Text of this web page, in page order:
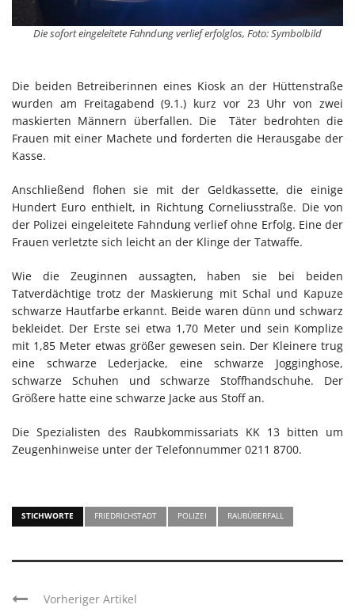
Die sofort eingeleitete Fahndung verlief erfolglos, Foto: Symbolbild
Die beiden Betreiberinnen eines Kiosk an der Hüttenstraße
wurden am Freitagabend (9.1.) kurz vor 23 Uhr von zwei
maskierten Männern überfallen. Die Täter bedrohten die
Frauen mit einer Machete und forderten die Herausgabe der
Kasse.
Anschließend flohen sie mit der Geldkassette, die einige
Hundert Euro enthielt, in Richtung Corneliusstraße. Die von
der Polizei eingeleitete Fahndung verlief ohne Erfolg. Eine der
Frauen verletzte sich leicht an der Klinge der Tatwaffe.
Wie die Zeuginnen aussagten, haben sie bei beiden
Tatverdächtige trotz der Maskierung mit Schal und Kapuze
schwarze Hautfarbe erkannt. Beide waren dünn und schwarz
bekleidet. Der Erste sei etwa 1,70 Meter und sein Komplize
mit 1,85 Meter etwas größer gewesen sein. Der Kleinere trug
eine schwarze Lederjacke, eine schwarze Jogginghose,
schwarze Schuhen und schwarze Stoffhandschuhe. Der
Größere hatte eine schwarze Jacke aus Stoff an.
Die Spezialisten des Raubkommissariats KK 13 bitten um
Zeugenhinweise unter der Telefonnummer 0211 8700.
STICHWORTE FRIEDRICHSTADT POLIZEI RAUBÜBERFALL
Vorheriger Artikel